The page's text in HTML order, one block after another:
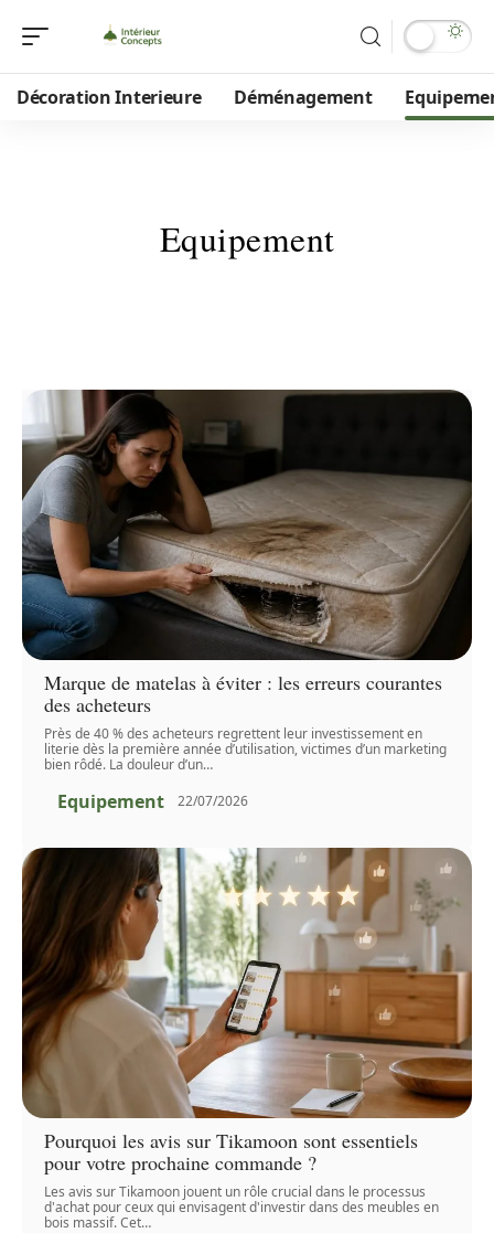
Décoration Interieure Déménagement
Equipement
Marque de matelas à éviter : les erreurs courantes
des acheteurs
Près de 40 % des acheteurs regrettent leur investissement en
literie dès la première année d’utilisation, victimes d’un marketing
bien rôdé. La douleur d’un…
Equipement 22/07/2026
Pourquoi les avis sur Tikamoon sont essentiels
pour votre prochaine commande ?
Les avis sur Tikamoon jouent un rôle crucial dans le processus
d'achat pour ceux qui envisagent d'investir dans des meubles en
bois massif. Cet…